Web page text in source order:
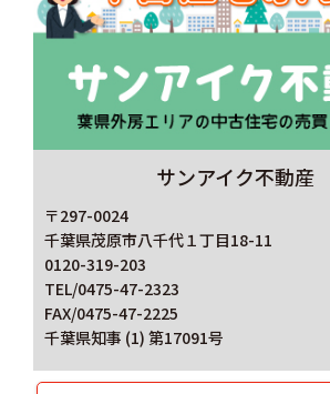
サンアイク不動産
〒297-0024
千葉県茂原市八千代１丁目18-11
0120-319-203
TEL/0475-47-2323
FAX/0475-47-2225
千葉県知事 (1) 第17091号